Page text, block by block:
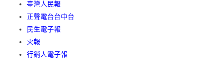
臺灣人民報
正聲電台台中台
民生電子報
火報
行銷人電子報